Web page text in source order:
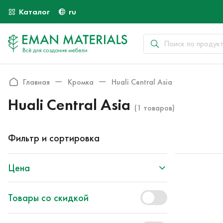
Каталог ru
Главная Кромка Huali Central Asia
Huali Central Asia (1 товаров)
Фильтр и сортировка
Цена
Товары со скидкой